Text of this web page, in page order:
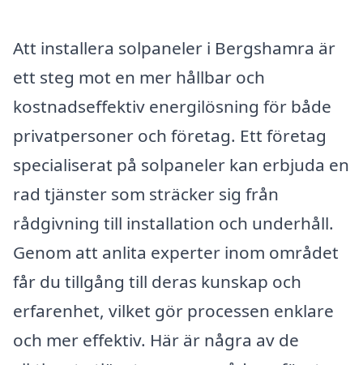
Att installera solpaneler i Bergshamra är
ett steg mot en mer hållbar och
kostnadseffektiv energilösning för både
privatpersoner och företag. Ett företag
specialiserat på solpaneler kan erbjuda en
rad tjänster som sträcker sig från
rådgivning till installation och underhåll.
Genom att anlita experter inom området
får du tillgång till deras kunskap och
erfarenhet, vilket gör processen enklare
och mer effektiv. Här är några av de